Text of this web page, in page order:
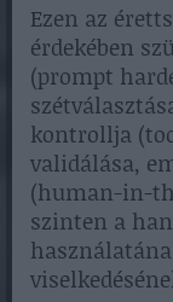
Ezen az
érdekében
(prompt
kontrollja
validálása,
(human-in-
szinten a